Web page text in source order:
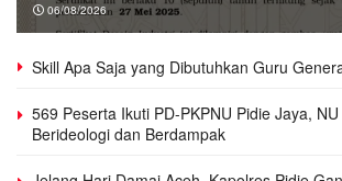
06/08/2026
Skill Apa Saja yang Dibutuhkan Guru
569 Peserta Ikuti PD-PKPNU Pidie Jaya,
Berideologi dan Berdampak